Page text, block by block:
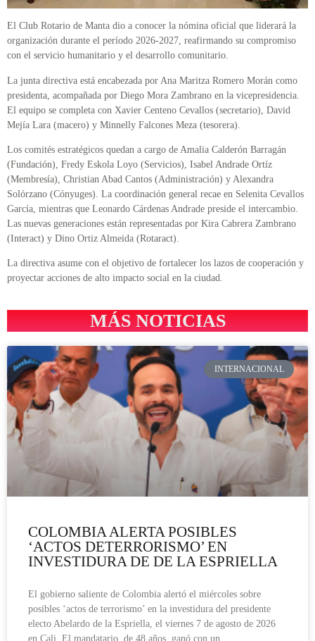
El Club Rotario de Manta dio a conocer la nómina oficial que liderará la
organización durante el período 2026-2027, reafirmando su compromiso
con el servicio humanitario y el desarrollo comunitario.
La junta directiva está encabezada por Ana Maritza Romero Morán como
presidenta, acompañada por Diego Mora Zambrano en la vicepresidencia.
El equipo se completa con Xavier Centeno Cevallos (secretario), David
Mejía Lara (macero) y Minnelly Falcones Meza (tesorera).
Los comités estratégicos quedan a cargo de Amalia Calderón Barragán
(Fundación), Fredy Eskola Loyo (Servicios), Isabel Andrade Ortíz
(Membresía), Christian Abad Cantos (Administración) y Alexandra
Solórzano (Cónyuges). La coordinación general recae en Selenita Cevallos
García, mientras que Leonardo Cárdenas Andrade preside el intercambio.
Las nuevas generaciones están representadas por Kira Cabrera Zambrano
(Interact) y Dino Ortiz Almeida (Rotaract).
La directiva asume con el objetivo de fortalecer los lazos de cooperación y
proyectar acciones de alto impacto social en la ciudad.
MÁS NOTICIAS
INTERNACIONAL
COLOMBIA ALERTA POSIBLES
‘ACTOS DETERRORISMO’ EN
INVESTIDURA DE DE LA ESPRIELLA
El gobierno saliente de Colombia alertó el miércoles sobre
posibles ‘actos de terrorismo’ en la investidura del presidente
electo Abelardo de la Espriella, el viernes 7 de agosto de 2026
en Cali. El mandatario, de 48 años, ganó con un